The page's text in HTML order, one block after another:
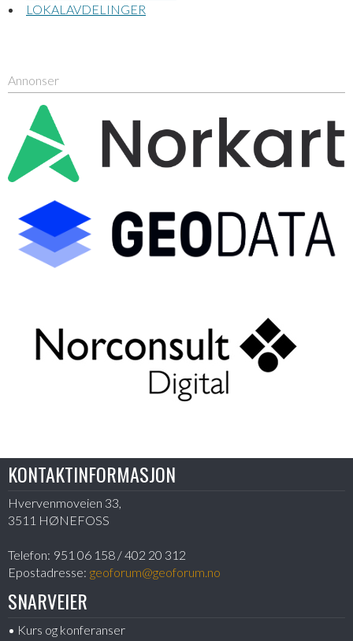
LOKALAVDELINGER
Annonser
KONTAKTINFORMASJON
Hvervenmoveien 33,
3511 HØNEFOSS
Telefon: 951 06 158 / 402 20 312
Epostadresse: geoforum@geoforum.no
SNARVEIER
Kurs og konferanser